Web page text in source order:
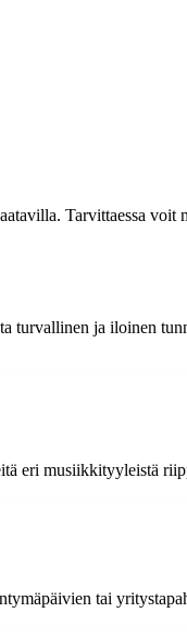
Tarvittaessa voit
turvallinen ja iloinen
eri musiikkityyleistä
tai